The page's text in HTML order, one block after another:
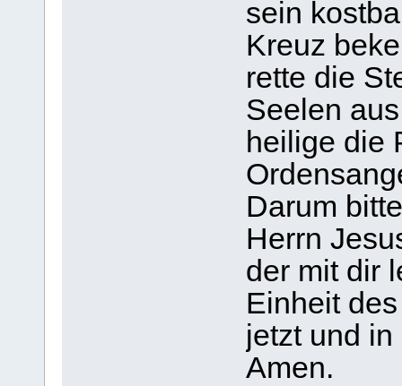
sein
Kreuz
rette die
Seelen
heilige die
Darum
Herrn
der mit dir
Einheit
jetzt und
Amen.